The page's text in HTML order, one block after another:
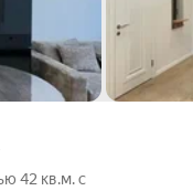
42 кв.м. с